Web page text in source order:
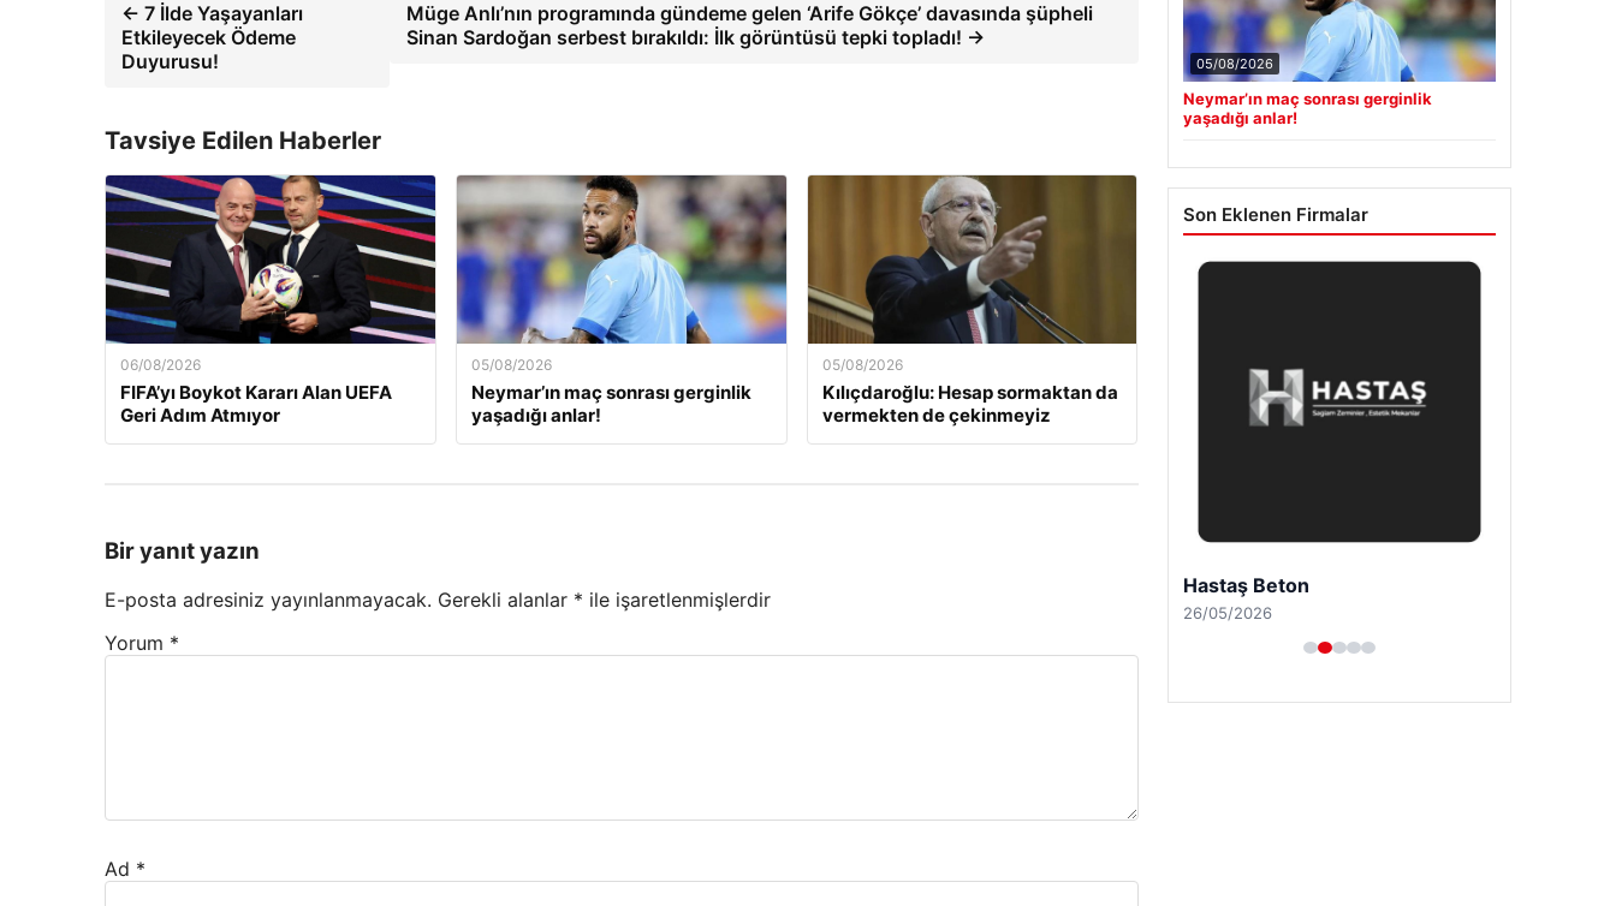
← 7 İlde Yaşayanları
Etkileyecek Ödeme
Duyurusu!
Müge Anlı’nın programında gündeme gelen ‘Arife Gökçe’ davasında şüpheli
Sinan Sardoğan serbest bırakıldı: İlk görüntüsü tepki topladı! →
Tavsiye Edilen Haberler
06/08/2026
FIFA’yı Boykot Kararı Alan UEFA
Geri Adım Atmıyor
05/08/2026
Neymar’ın maç sonrası gerginlik
yaşadığı anlar!
05/08/2026
Kılıçdaroğlu: Hesap sormaktan da
vermekten de çekinmeyiz
Bir yanıt yazın
E-posta adresiniz yayınlanmayacak. Gerekli alanlar * ile işaretlenmişlerdir
Yorum *
Ad *
05/08/2026
Neymar’ın maç sonrası gerginlik
yaşadığı anlar!
Son Eklenen Firmalar
Hastaş Beton
26/05/2026